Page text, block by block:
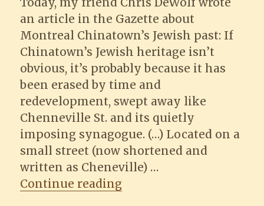
an article in the Gazette about
Montreal Chinatown’s Jewish past: If
Chinatown’s Jewish heritage isn’t
obvious, it’s probably because it has
been erased by time and
redevelopment, swept away like
Chenneville St. and its quietly
imposing synagogue. (…) Located on a
small street (now shortened and
written as Cheneville) …
Continue reading“Chinatown’s Jewish